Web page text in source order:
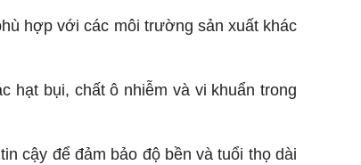
hợp với các môi trường sản xuất khác
hạt bụi, chất ô nhiễm và vi khuẩn trong
cậy để đảm bảo độ bền và tuổi thọ dài